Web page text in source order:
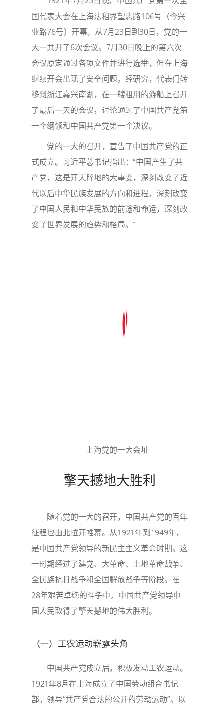
国代表大会在上海法租界望志路106号（今兴
业路76号）开幕。从7月23日到30日，党的一
大一共开了6次会议。7月30日晚上的第六次
会议原定通过各项文件并进行选举，但在上海
继续开会出现了安全问题。经研究，代表们转
移到浙江嘉兴南湖，在一艘租用的游船上召开
了最后一天的会议，讨论通过了中国共产党第
一个纲领和中国共产党第一个决议。
党的一大的召开，宣告了中国共产党的正
式成立。习近平总书记指出：“中国产生了共
产党，这是开天辟地的大事变，深刻改变了近
代以后中华民族发展的方向和进程，深刻改变
了中国人民和中华民族的前途和命运，深刻改
变了世界发展的趋势和格局。”
上海党的一大会址
擎天撼地大胜利
随着党的一大的召开，中国共产党的百年
征程也由此拉开帷幕。从1921年到1949年，
是中国共产党领导的新民主主义革命时期。这
一时期经过了建党、大革命、土地革命战争、
全民族抗日战争和全国解放战争等阶段。在
28年艰苦卓绝的斗争中，中国共产党领导中
国人民取得了擎天撼地的伟大胜利。
（一）工农运动崭露头角
中国共产党成立后，积极发动工农运动。
1921年8月在上海成立了中国劳动组合书记
部，领导“共产党合法的公开的劳动运动”。以